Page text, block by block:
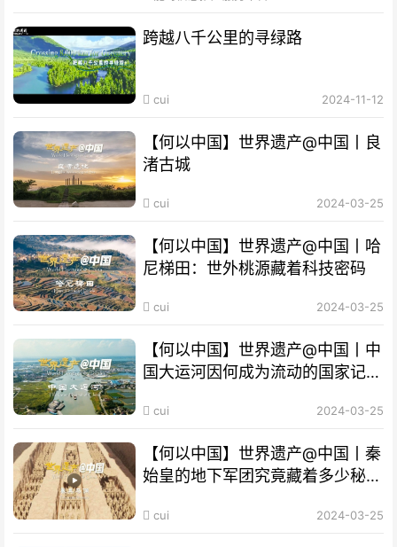
跨越八千公里的寻绿路
cui 2024-11-12
【何以中国】世界遗产@中国丨良
渚古城
cui 2024-03-25
【何以中国】世界遗产@中国丨哈
尼梯田：世外桃源藏着科技密码
cui 2024-03-25
【何以中国】世界遗产@中国丨中
国大运河因何成为流动的国家记
cui 2024-03-25
【何以中国】世界遗产@中国丨秦
始皇的地下军团究竟藏着多少秘
cui 2024-03-25